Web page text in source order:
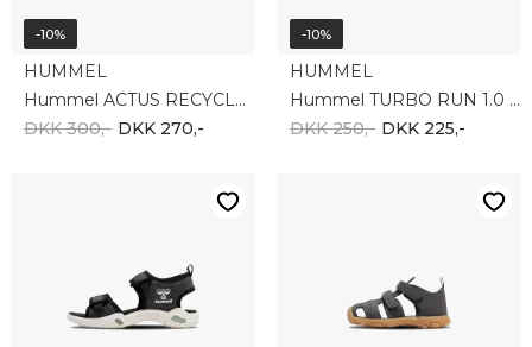
-10%
HUMMEL
Hummel ACTUS RECYCLED JR 215993-2163
DKK 300,- DKK 270,-
-10%
HUMMEL
Hummel TURBO RUN 1.0 JR 226346-2001
DKK 250,- DKK 225,-